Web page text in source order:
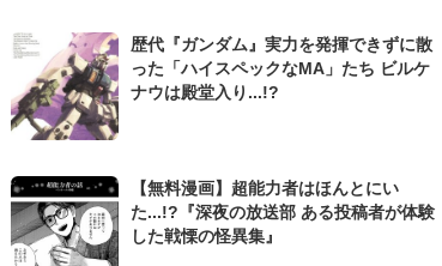
歴代『ガンダム』実力を発揮できずに散
った「ハイスペックなMA」たち ビルケ
ナウは殿堂入り...!?
【無料漫画】超能力者はほんとにい
た...!?『深夜の放送部 ある投稿者が体験
した戦慄の怪異集』